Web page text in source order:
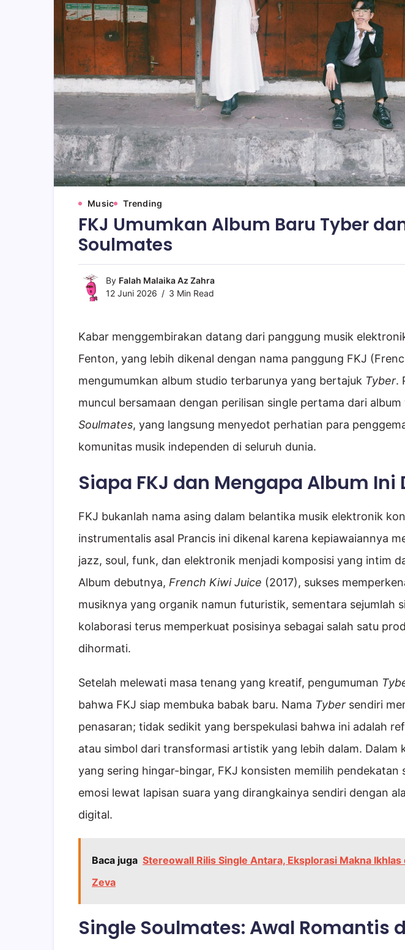
Music Trending
FKJ Umumkan Album Baru Tyber
Soulmates
By Falah Malaika Az Zahra
12 Juni 2026
3 Min Read
Kabar menggembirakan datang dari panggung musik
Fenton, yang lebih dikenal dengan nama panggung FKJ
mengumumkan album studio terbarunya yang bertajuk Tyber.
muncul bersamaan dengan perilisan single pertama dari
Soulmates, yang langsung menyedot perhatian para
komunitas musik independen di seluruh dunia.
Siapa FKJ dan Mengapa Album Ini
FKJ bukanlah nama asing dalam belantika musik elektronik
instrumentalis asal Prancis ini dikenal karena kepiawaiannya
jazz, soul, funk, dan elektronik menjadi komposisi yang intim
Album debutnya, French Kiwi Juice (2017), sukses
musiknya yang organik namun futuristik, sementara sejumlah
kolaborasi terus memperkuat posisinya sebagai salah satu
dihormati.
Setelah melewati masa tenang yang kreatif, pengumuman
bahwa FKJ siap membuka babak baru. Nama Tyber sendiri
penasaran; tidak sedikit yang berspekulasi bahwa ini adalah
atau simbol dari transformasi artistik yang lebih dalam. Dalam
yang sering hingar-bingar, FKJ konsisten memilih
emosi lewat lapisan suara yang dirangkainya sendiri dengan
digital.
Baca juga Stereowall Rilis Single Antara, Eksplorasi Makna Ikhlas
Zeva
Single Soulmates: Awal Romantis